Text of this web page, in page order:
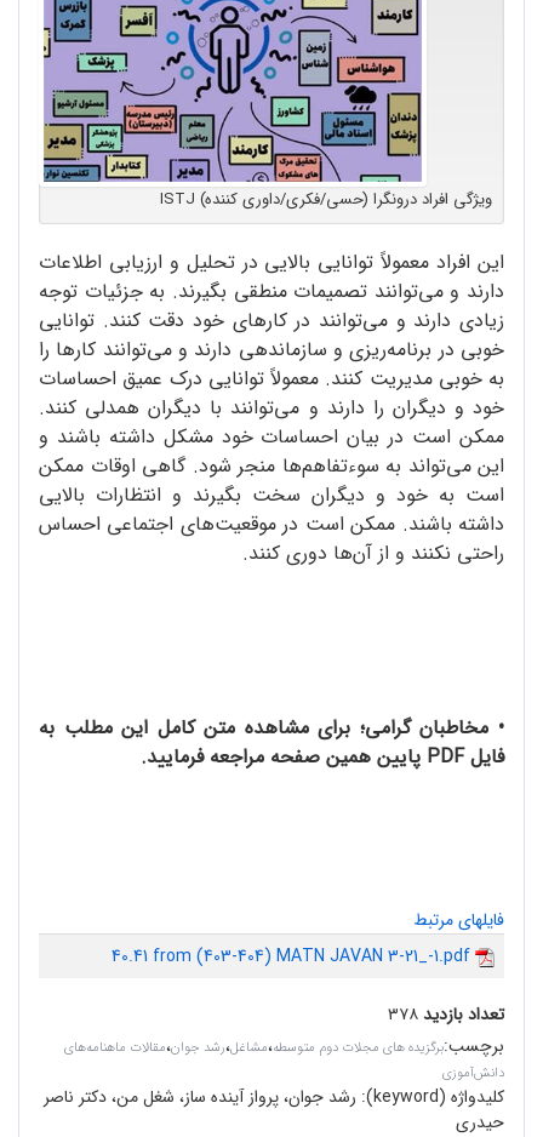
ویژگی افراد درونگرا (حسی/فکری/داوری کننده) ISTJ
این افراد معمولاً توانایی بالایی در تحلیل و ارزیابی اطلاعات
دارند و می‌توانند تصمیمات منطقی بگیرند. به جزئیات توجه
زیادی دارند و می‌توانند در کارهای خود دقت کنند. توانایی
خوبی در برنامه‌ریزی و سازماندهی دارند و می‌توانند کارها را
به خوبی مدیریت کنند. معمولاً توانایی درک عمیق احساسات
خود و دیگران را دارند و می‌توانند با دیگران همدلی کنند.
ممکن است در بیان احساسات خود مشکل داشته باشند و
این می‌تواند به سوءتفاهم‌ها منجر شود. گاهی اوقات ممکن
است به خود و دیگران سخت بگیرند و انتظارات بالایی
داشته باشند. ممکن است در موقعیت‌های اجتماعی احساس
راحتی نکنند و از آن‌ها دوری کنند.
• مخاطبان گرامی؛ برای مشاهده متن کامل این مطلب به
فایل PDF پایین همین صفحه مراجعه فرمایید.
فایلهای مرتبط
40.41 from (403-404) MATN JAVAN 3-21_-1.pdf
تعداد بازدید۳۷۸
برچسب:برگزیده های مجلات دوم متوسطه،مشاغل،رشد جوان،مقالات ماهنامه‌های
دانش‌آموزی
کلیدواژه (keyword):
رشد جوان، پرواز آینده ساز، شغل من، دکتر ناصر
حیدری